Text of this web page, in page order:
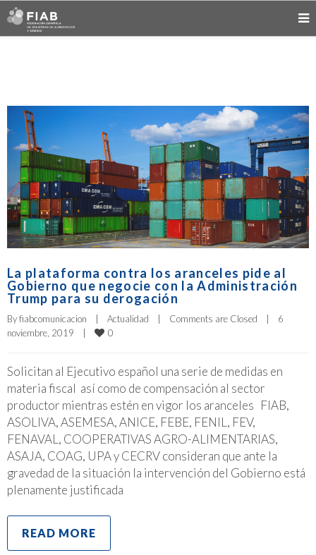
La plataforma contra los aranceles pide al
Gobierno que negocie con la Administración
Trump para su derogación
By fiabcomunicacion Actualidad Comments are Closed
6
noviembre, 2019
0
Solicitan al Ejecutivo español una serie de medidas en
materia fiscal así como de compensación al sector
productor mientras estén en vigor los aranceles FIAB,
ASOLIVA, ASEMESA, ANICE, FEBE, FENIL, FEV,
FENAVAL, COOPERATIVAS AGRO-ALIMENTARIAS,
ASAJA, COAG, UPA y CECRV consideran que ante la
gravedad de la situación la intervención del Gobierno está
plenamente justificada
READ MORE